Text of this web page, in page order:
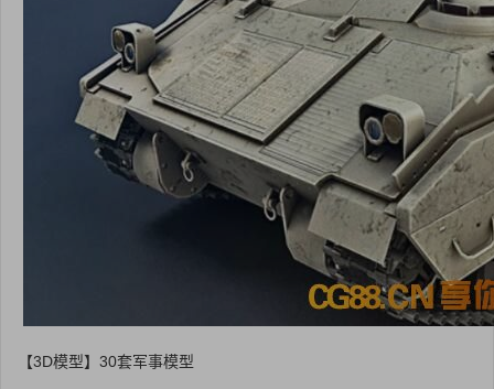
【3D模型】30套军事模型